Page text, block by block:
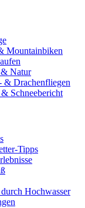
Mountainbiken
Natur
& Drachenfliegen
Schneebericht
Tipps
Hochwasser